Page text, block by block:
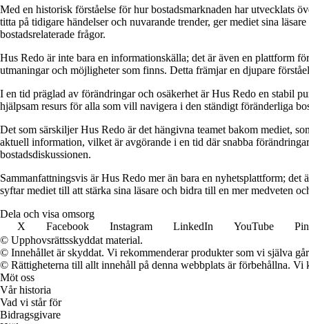
Med en historisk förståelse för hur bostadsmarknaden har utvecklats
titta på tidigare händelser och nuvarande trender, ger mediet sina
bostadsrelaterade frågor.
Hus Redo är inte bara en informationskälla; det är även en plattform
utmaningar och möjligheter som finns. Detta främjar en djupare
I en tid präglad av förändringar och osäkerhet är Hus Redo en stabil
hjälpsam resurs för alla som vill navigera i den ständigt föränderliga
Det som särskiljer Hus Redo är det hängivna teamet bakom mediet,
aktuell information, vilket är avgörande i en tid där snabba
bostadsdiskussionen.
Sammanfattningsvis är Hus Redo mer än bara en nyhetsplattform;
syftar mediet till att stärka sina läsare och bidra till en mer medveten
Dela och visa omsorg
X
Facebook Instagram LinkedIn YouTube
© Upphovsrättsskyddat material.
© Innehållet är skyddat. Vi rekommenderar produkter som vi själva
© Rättigheterna till allt innehåll på denna webbplats är förbehållna. Vi
Möt oss
Vår historia
Vad vi står för
Bidragsgivare